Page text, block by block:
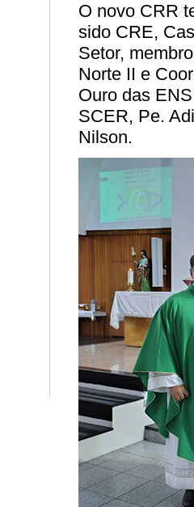
O novo CRR
sido CRE,
Setor,
Norte II e
Ouro das
SCER, Pe.
Nilson.